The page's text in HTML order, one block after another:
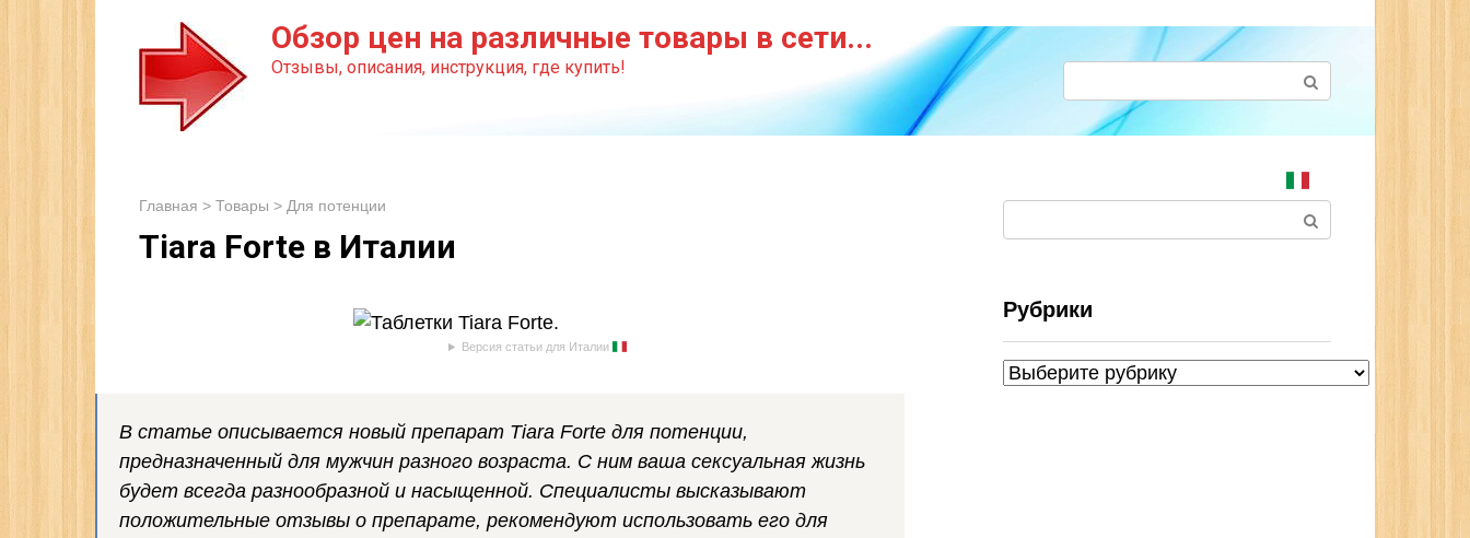
Обзор цен на различные товары в сети...
Отзывы, описания, инструкция, где купить!
Главная > Товары > Для потенции
Tiara Forte в Италии
Версия статьи для Италии
В статье описывается новый препарат Tiara Forte для потенции,
предназначенный для мужчин разного возраста. С ним ваша сексуальная жизнь
будет всегда разнообразной и насыщенной. Специалисты высказывают
положительные отзывы о препарате, рекомендуют использовать его для
Рубрики
Рубрики